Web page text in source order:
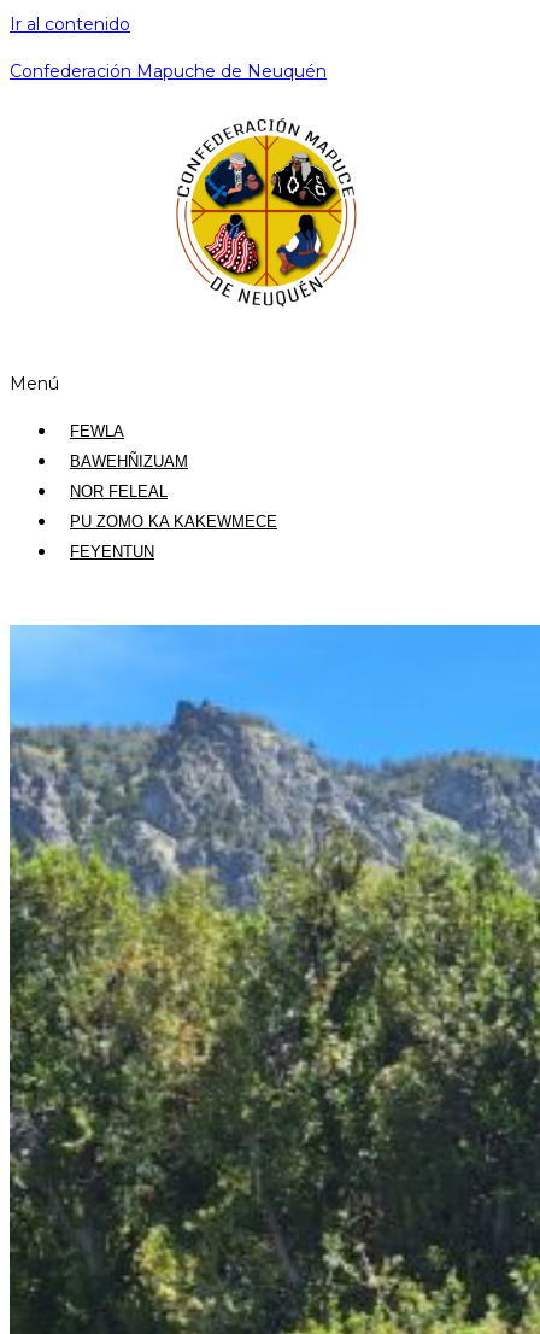
Ir al contenido
Confederación Mapuche de Neuquén
Menú
FEWLA
BAWEHÑIZUAM
NOR FELEAL
PU ZOMO KA KAKEWMECE
FEYENTUN